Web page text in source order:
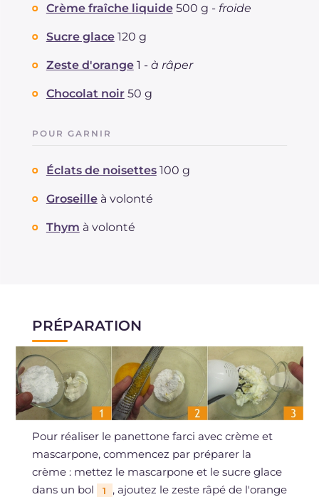
Crème fraîche liquide 500 g - froide
Sucre glace 120 g
Zeste d'orange 1 - à râper
Chocolat noir 50 g
POUR GARNIR
Éclats de noisettes 100 g
Groseille à volonté
Thym à volonté
PRÉPARATION
Pour réaliser le panettone farci avec crème et
mascarpone, commencez par préparer la
crème : mettez le mascarpone et le sucre glace
dans un bol
1 , ajoutez le zeste râpé de l'orange